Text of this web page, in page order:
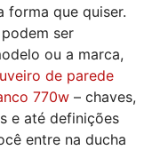
forma que quiser.
ser
ou a marca,
de parede
770w – chaves,
e até definições
entre na ducha